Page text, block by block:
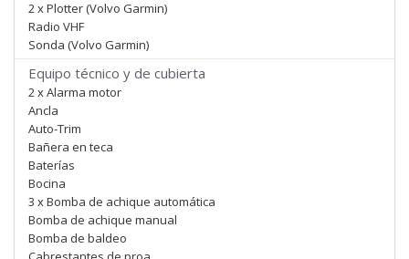
2 x Plotter (Volvo Garmin)
Radio VHF
Sonda (Volvo Garmin)
Equipo técnico y de cubierta
2 x Alarma motor
Ancla
Auto-Trim
Bañera en teca
Baterías
Bocina
3 x Bomba de achique automática
Bomba de achique manual
Bomba de baldeo